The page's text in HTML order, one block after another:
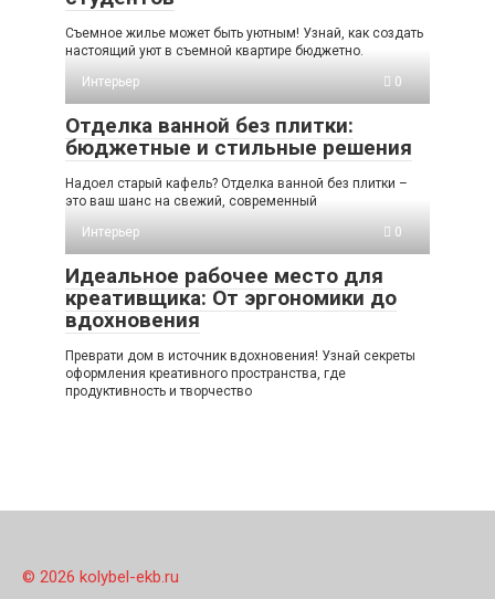
Съемное жилье может быть уютным! Узнай, как создать
настоящий уют в съемной квартире бюджетно.
Интерьер
0
Отделка ванной без плитки:
бюджетные и стильные решения
Надоел старый кафель? Отделка ванной без плитки –
это ваш шанс на свежий, современный
Интерьер
0
Идеальное рабочее место для
креативщика: От эргономики до
вдохновения
Преврати дом в источник вдохновения! Узнай секреты
оформления креативного пространства, где
продуктивность и творчество
© 2026 kolybel-ekb.ru